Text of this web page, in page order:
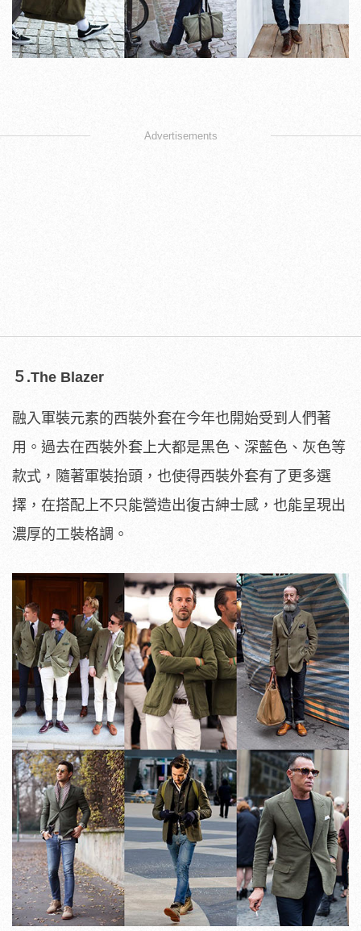
Advertisements
５.The Blazer
融入軍裝元素的西裝外套在今年也開始受到人們著
用。過去在西裝外套上大都是黑色、深藍色、灰色等
款式，隨著軍裝抬頭，也使得西裝外套有了更多選
擇，在搭配上不只能營造出復古紳士感，也能呈現出
濃厚的工裝格調。